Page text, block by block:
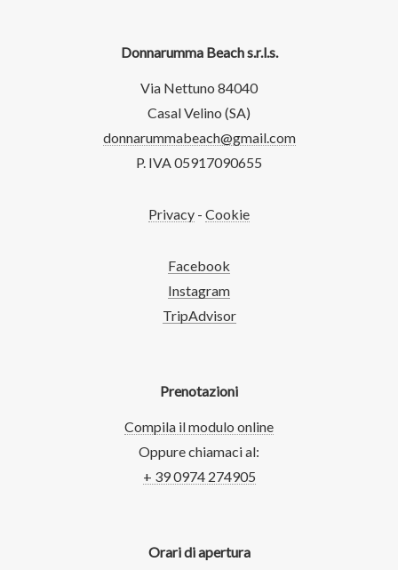
Donnarumma Beach s.r.l.s.
Via Nettuno 84040
Casal Velino (SA)
donnarummabeach@gmail.com
P. IVA 05917090655
Privacy - Cookie
Facebook
Instagram
TripAdvisor
Prenotazioni
Compila il modulo online
Oppure chiamaci al:
+ 39 0974 274905
Orari di apertura